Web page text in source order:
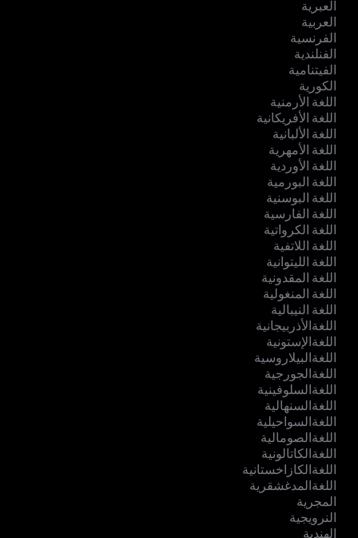
العبرية
العربية
الفرنسية
الفنلندية
الفيتنامية
الكورية
اللغة الأرمنية
اللغة الأفريكانية
اللغة الألبانية
اللغة الأمهرية
اللغة الأوردية
اللغة البورمية
اللغة البوسنية
اللغة الفارسية
اللغة الكرواتية
اللغة اللاتفية
اللغة الليتوانية
اللغة المقدونية
اللغة المنغولية
اللغة النيبالية
اللغةالأذربيجانية
اللغةالإستونية
اللغةالبيلاروسية
اللغةالجورجية
اللغةالسلوفينية
اللغةالسنهالية
اللغةالسواحيلية
اللغةالصومالية
اللغةالكاتالونية
اللغةالكازاخستانية
اللغةالمدغشقرية
المجرية
النرويجية
الهندية